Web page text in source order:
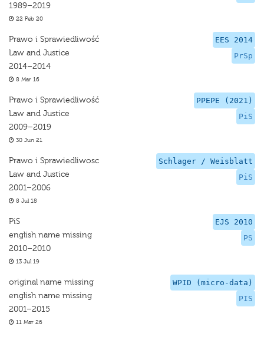
1989–2019
22 Feb 20
EES 2014
PrSp
Prawo i Sprawiedliwość
Law and Justice
2014–2014
8 Mar 16
PPEPE (2021)
PiS
Prawo i Sprawiedliwość
Law and Justice
2009–2019
30 Jun 21
Schlager / Weisblatt
PiS
Prawo i Sprawiedliwosc
Law and Justice
2001–2006
8 Jul 18
EJS 2010
PS
PiS
english name missing
2010–2010
13 Jul 19
WPID (micro-data)
PIS
original name missing
english name missing
2001–2015
11 Mar 26